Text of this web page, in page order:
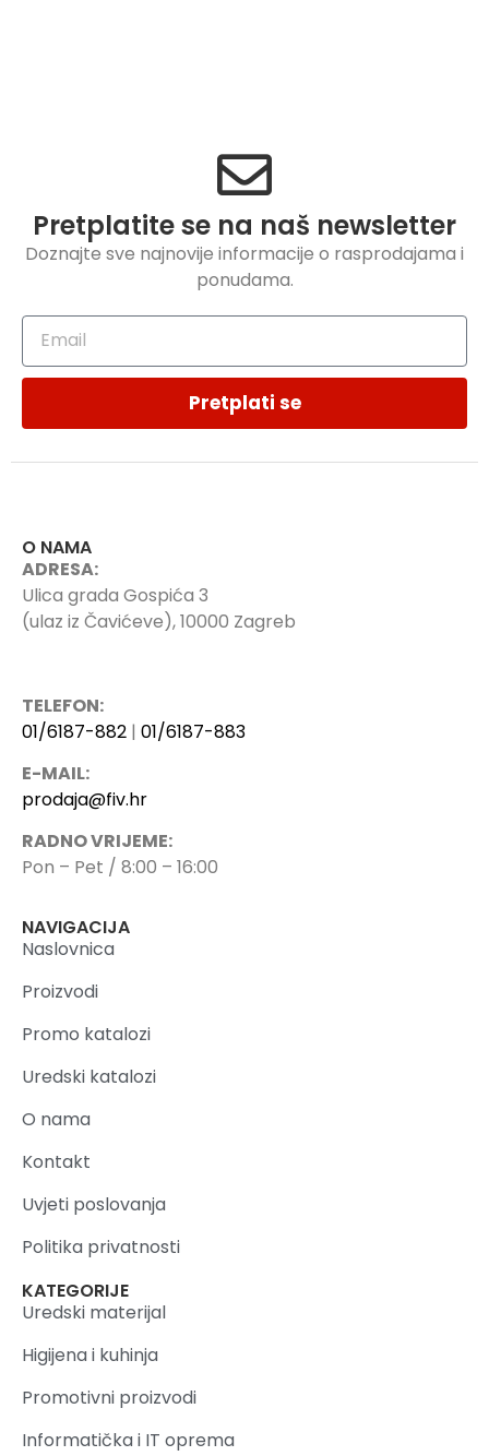
Pretplatite se na naš newsletter
Doznajte sve najnovije informacije o rasprodajama i
ponudama.
Pretplati se
O NAMA
ADRESA:
Ulica grada Gospića 3
(ulaz iz Čavićeve), 10000 Zagreb
TELEFON:
01/6187-882 | 01/6187-883
E-MAIL:
prodaja@fiv.hr
RADNO VRIJEME:
Pon – Pet / 8:00 – 16:00
NAVIGACIJA
Naslovnica
Proizvodi
Promo katalozi
Uredski katalozi
O nama
Kontakt
Uvjeti poslovanja
Politika privatnosti
KATEGORIJE
Uredski materijal
Higijena i kuhinja
Promotivni proizvodi
Informatička i IT oprema